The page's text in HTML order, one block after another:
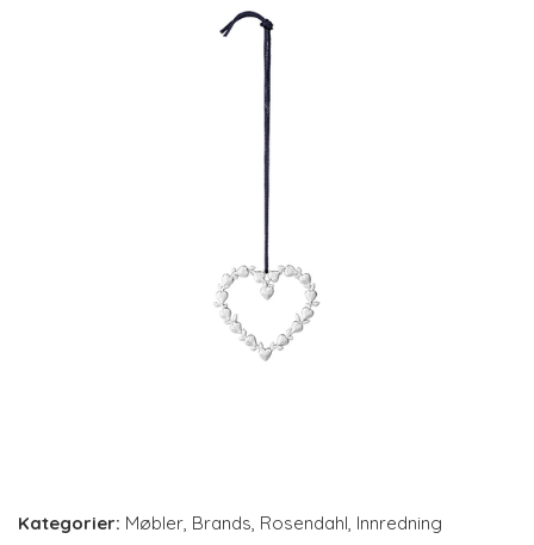
Kategorier: Møbler, Brands, Rosendahl, Innredning